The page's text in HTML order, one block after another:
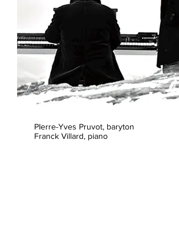
PIerre-Yves Pruvot, baryton
Franck Villard, piano